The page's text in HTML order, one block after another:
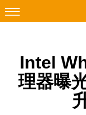
Facebook
科技焦點
Intel
理器曝